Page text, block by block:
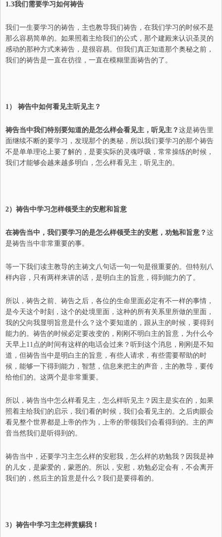
1.3我们需要学习如何祷告
我们一生要学习的祷告，主也教导我们祷告，在我们学习的时候不是
那么容易简单的。如果照着主给我们的公式，那个建殿来认识圣灵的
感动的那种方式来祷告，是很容易。但我们真正知道那个奥秘之前，
我们的祷告是一直在彷徨，一直在模糊里面祷告的了。
1） 祷告中如何看见主听见主？
祷告当中我们特别要知道的是怎么样会看见主，听见主？ 这是祷告里
面继续不断的要学习，发现那个的奥秘，所以我们要学习的那个祷告
不是单单理论上要了解的，是要实际的灵魂呼吸，常常操练的时候，
我们才能够会越来越多明白，怎么样看见主，听见主的。
2）祷告中学习怎样领受主的安慰和旨意
在祷告当中，我们要学习的是怎么样领受主的安慰，劝勉和旨意？ 这
是祷告当中非常重要的事。
等一下我们读主教导的主祷文八句话一句一句是很重要的。但特别八
样内容，只有两样来讲的话，是明白主的旨意，得到能力的了。
所以，祷告之前、祷告之后，各位的生命里面必定有不一样的事情，
是今天这个时刻，这个的处境里面，这种的所有关系里所做的里面，
我的父向我显明旨意是什么？这个要知道的，跟从主的时候，要得到
能力的。祷告的时候必定要改变的，刚刚不明白主的旨意，为什么今
天早上11 点的时间有这样的电话会过来？听到这个消息，刚刚是不知
道，但祷告当中是明白主的旨意，有些人请求，有些需要帮助的时
候，能够一下得到能力，智慧，信息来把主的声音，主的教导，要传
给他们的。这两个是非常重要。
所以，祷告当中怎么样看见主，怎么样听见主？因主是实在的，如果
照着主给我们的启示，我们看的时候，我们会看见主的。之后肉眼会
看见整个世界都是上帝的作为，上帝的带领我们会看得到的。主的声
音当然我们是听得到的。
祷告当中，还要学习主怎么样的安慰我，怎么样的劝勉我？因我是神
的儿女，是蒙爱的，蒙恩的。所以，安慰，劝勉必定会有，不会离开
我们的，然后主的旨意是什么？我们是要得着的。
3）祷告中学习主怎样赏赐我！